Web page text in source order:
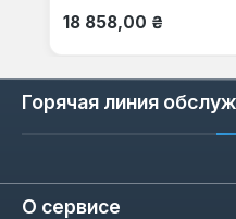
Обычная цена:
18 858,00 ₴
Горячая линия
О сервисе